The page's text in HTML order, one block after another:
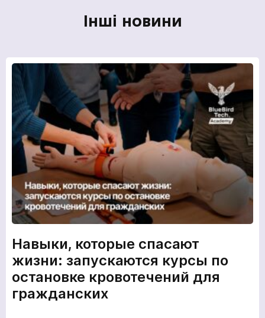
Інші новини
Навыки, которые спасают
жизни: запускаются курсы по
остановке кровотечений для
гражданских